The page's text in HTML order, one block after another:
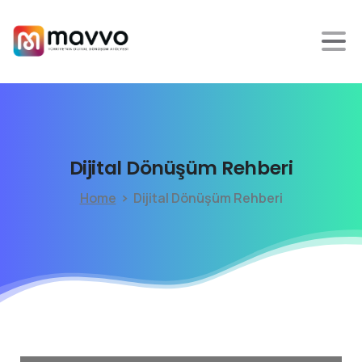
Dijital Dönüşüm Rehberi
Home Dijital Dönüşüm Rehberi